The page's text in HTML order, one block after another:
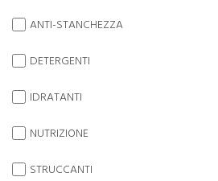
ANTI-STANCHEZZA
DETERGENTI
IDRATANTI
NUTRIZIONE
STRUCCANTI